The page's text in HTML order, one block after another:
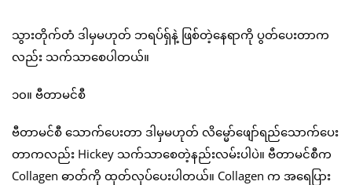
သွားတိုက်တံ ဒါမှမဟုတ် ဘရပ်ရှ်နဲ့ ဖြစ်တဲ့နေရာကို ပွတ်ပေးတာက
လည်း သက်သာစေပါတယ်။
၁၀။ ဗီတာမင်စီ
ဗီတာမင်စီ သောက်ပေးတာ ဒါမှမဟုတ် လိမ္မော်ဖျော်ရည်သောက်ပေး
တာကလည်း Hickey သက်သာစေတဲ့နည်းလမ်းပါပဲ။ ဗီတာမင်စီက
Collagen ဓာတ်ကို ထုတ်လုပ်ပေးပါတယ်။ Collagen က အရေပြား